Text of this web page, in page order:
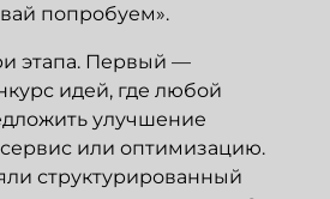
попробуем».
этапа. Первый —
идей, где любой
улучшение
или оптимизацию.
структурированный